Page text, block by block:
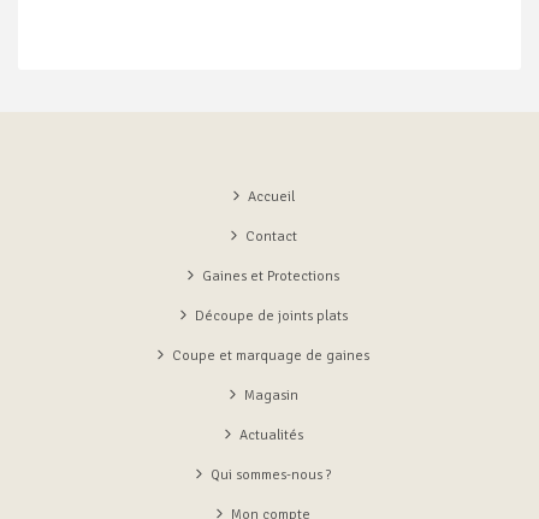
Accueil
Contact
Gaines et Protections
Découpe de joints plats
Coupe et marquage de gaines
Magasin
Actualités
Qui sommes-nous ?
Mon compte